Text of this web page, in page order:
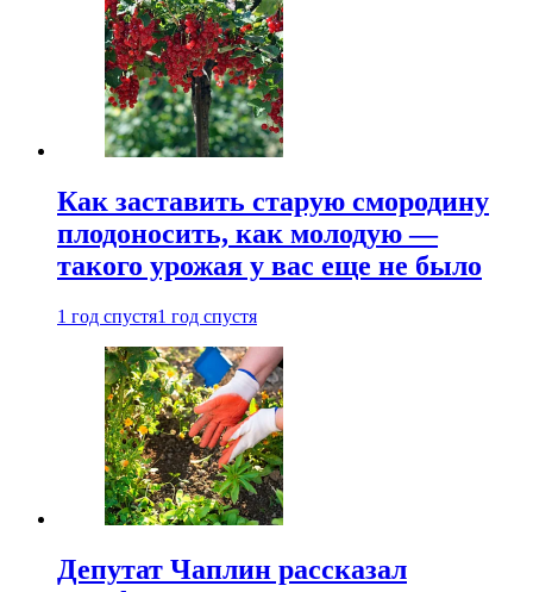
Как заставить старую смородину
плодоносить, как молодую —
такого урожая у вас еще не было
1 год спустя1 год спустя
Депутат Чаплин рассказал